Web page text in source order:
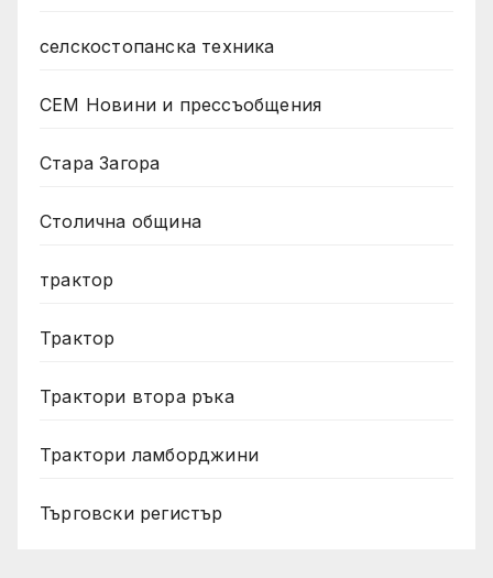
селскостопанска техника
СЕМ Новини и прессъобщения
Стара Загора
Столична община
трактор
Трактор
Трактори втора ръка
Трактори ламборджини
Търговски регистър